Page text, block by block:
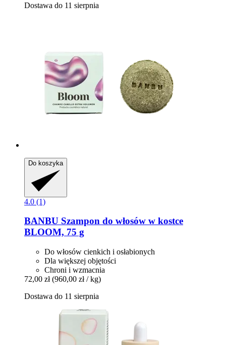
Dostawa do 11 sierpnia
Do koszyka
4.0 (1)
BANBU Szampon do włosów w kostce
BLOOM, 75 g
Do włosów cienkich i osłabionych
Dla większej objętości
Chroni i wzmacnia
72,00 zł (960,00 zł / kg)
Dostawa do 11 sierpnia